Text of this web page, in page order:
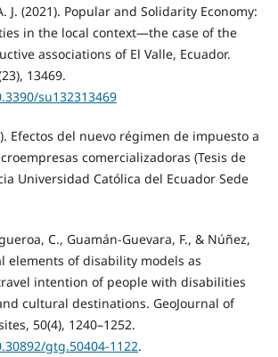
J. (2021). Popular and Solidarity Economy:
in the local context—the case of the
associations of El Valle, Ecuador.
13469.
su132313469
Efectos del nuevo régimen de impuesto a
comercializadoras (Tesis de
Universidad Católica del Ecuador Sede
C., Guamán-Guevara, F., & Núñez,
elements of disability models as
intention of people with disabilities
cultural destinations. GeoJournal of
50(4), 1240–1252.
gtg.50404-1122.